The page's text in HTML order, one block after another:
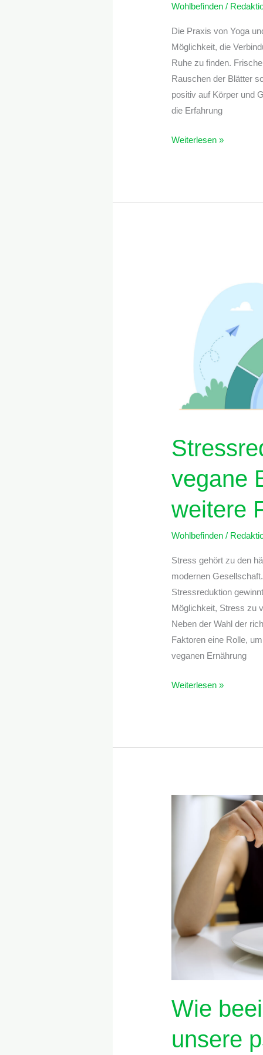
Wohlbefinden /
Die Praxis von Yoga
Möglichkeit, die
Ruhe zu finden.
Rauschen der Blätter
positiv auf Körper und
die Erfahrung
Weiterlesen »
vegane
weitere
Wohlbefinden /
Stress gehört zu den
modernen
Stressreduktion
Möglichkeit, Stress zu
Neben der Wahl der
Faktoren eine Rolle,
veganen Ernährung
Ernährung
weitere
Faktoren
Weiterlesen »
Wie
unsere
beeinflussen
psychische
Gesundheit?